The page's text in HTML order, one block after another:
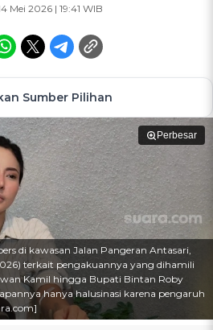
Mei 2026 | 19:41 WIB
Sumber Pilihan
Perbesar
di kawasan Jalan Pangeran Antasari,
terkait pengakuannya yang dihamili
Kamil hingga Bupati Bintan Roby
hanya halusinasi karena pengaruh